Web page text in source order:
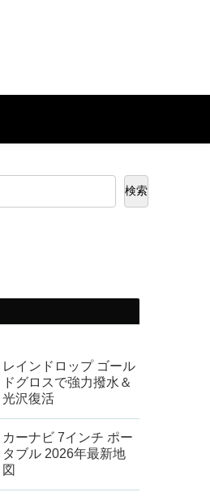
検索
レインドロップ ゴール
ドグロスで強力撥水＆
光沢復活
カーナビ 7インチ ポー
タブル 2026年最新地
図